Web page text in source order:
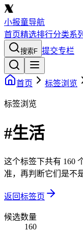
小报童导航
首页精选排行分类系列
搜索F 提交专栏
首页 标签浏览
标签浏览
#生活
这个标签下共有 160
准，再判断它们是不
返回标签页
候选数量
160